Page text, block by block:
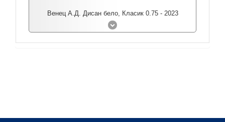
Венец А.Д. Дисан бело, Класик 0.75 - 2023